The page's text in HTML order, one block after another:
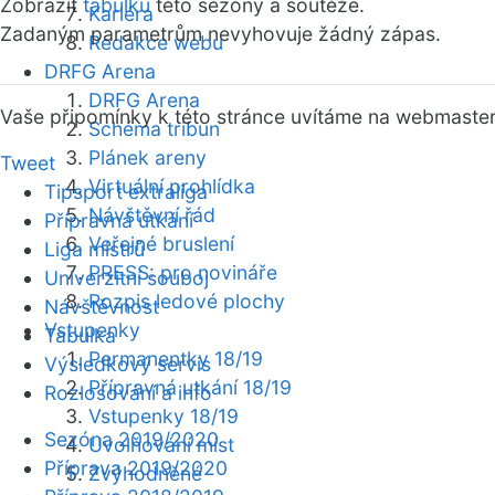
Kariéra
Redakce webu
DRFG Arena
DRFG Arena
Schéma tribun
Plánek areny
Virtuální prohlídka
Návštěvní řád
Veřejné bruslení
PRESS: pro novináře
Rozpis ledové plochy
Vstupenky
Permanentky 18/19
Přípravná utkání 18/19
Vstupenky 18/19
Uvolňování míst
Zvýhodněné
Zobrazit tabulku této sezóny a soutěže.
Zadaným parametrům nevyhovuje žádný zápas.
Vaše připomínky k této stránce uvítáme na webmaster
Tweet
Tipsport extraliga
Přípravná utkání
Liga mistrů
Univerzitní souboj
Návštěvnost
Tabulka
Výsledkový servis
Rozlosování a info
Sezóna 2019/2020
Příprava 2019/2020